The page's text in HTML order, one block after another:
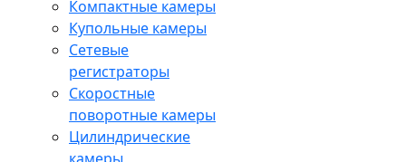
Компактные камеры
Купольные камеры
Сетевые
регистраторы
Скоростные
поворотные камеры
Цилиндрические